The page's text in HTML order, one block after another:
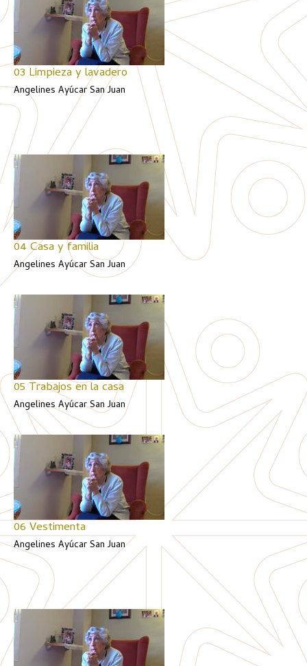
03 Limpieza y lavadero
Angelines Ayúcar San Juan
04 Casa y familia
Angelines Ayúcar San Juan
05 Trabajos en la casa
Angelines Ayúcar San Juan
06 Vestimenta
Angelines Ayúcar San Juan